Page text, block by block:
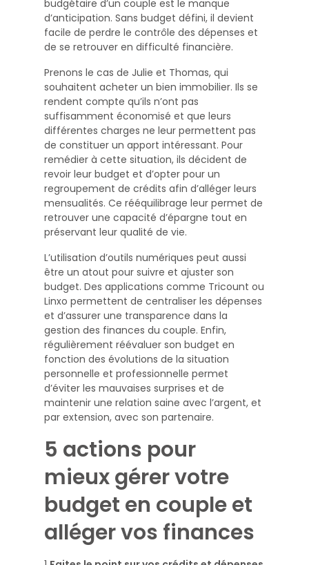
budgétaire d’un couple est le manque
d’anticipation. Sans budget défini, il devient
facile de perdre le contrôle des dépenses et
de se retrouver en difficulté financière.
Prenons le cas de Julie et Thomas, qui
souhaitent acheter un bien immobilier. Ils se
rendent compte qu’ils n’ont pas
suffisamment économisé et que leurs
différentes charges ne leur permettent pas
de constituer un apport intéressant. Pour
remédier à cette situation, ils décident de
revoir leur budget et d’opter pour un
regroupement de crédits afin d’alléger leurs
mensualités. Ce rééquilibrage leur permet de
retrouver une capacité d’épargne tout en
préservant leur qualité de vie.
L’utilisation d’outils numériques peut aussi
être un atout pour suivre et ajuster son
budget. Des applications comme Tricount ou
Linxo permettent de centraliser les dépenses
et d’assurer une transparence dans la
gestion des finances du couple. Enfin,
régulièrement réévaluer son budget en
fonction des évolutions de la situation
personnelle et professionnelle permet
d’éviter les mauvaises surprises et de
maintenir une relation saine avec l’argent, et
par extension, avec son partenaire.
5 actions pour
mieux gérer votre
budget en couple et
alléger vos finances